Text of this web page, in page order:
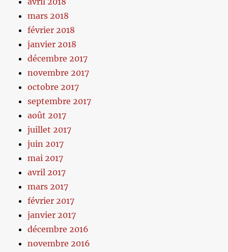
mars 2018
février 2018
janvier 2018
décembre 2017
novembre 2017
octobre 2017
septembre 2017
août 2017
juillet 2017
juin 2017
mai 2017
avril 2017
mars 2017
février 2017
janvier 2017
décembre 2016
novembre 2016